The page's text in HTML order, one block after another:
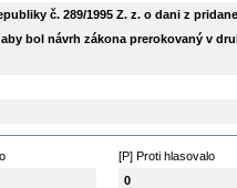
č. 289/1995 Z. z. o dani z
bol návrh zákona prerokovaný v
[P] Proti hlasovalo
0